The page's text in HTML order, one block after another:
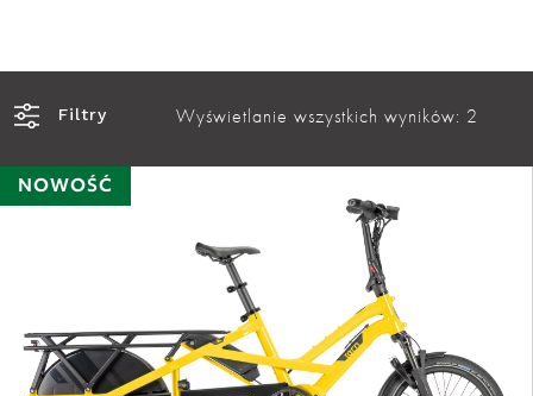
Filtry Wyświetlanie wszystkich wyników: 2
NOWOŚĆ